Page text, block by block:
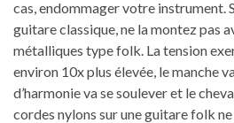
cas, endommager votre instrument.
guitare classique, ne la montez pas
métalliques type folk. La tension
environ 10x plus élevée, le manche
d’harmonie va se soulever et le
cordes nylons sur une guitare folk